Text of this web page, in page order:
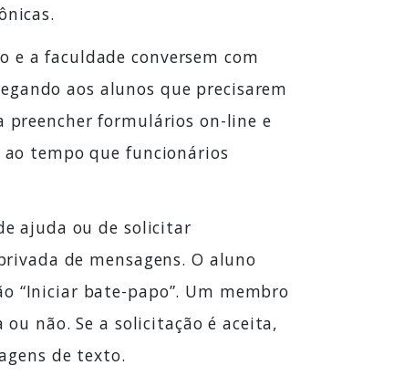
e a faculdade conversem com
aos alunos que precisarem
preencher formulários on-line e
tempo que funcionários
ajuda ou de solicitar
de mensagens. O aluno
“Iniciar bate-papo”. Um membro
não. Se a solicitação é aceita,
de texto.